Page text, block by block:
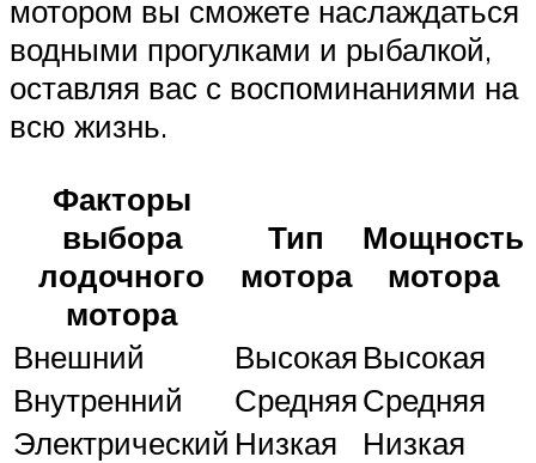
мотором вы сможете наслаждаться
водными прогулками и рыбалкой,
оставляя вас с воспоминаниями на
всю жизнь.
Факторы
выбора
лодочного
мотора
Тип
мотора
Мощность
мотора
Внешний Высокая Высокая
Внутренний
СредняяСредняя
Электрический Низкая
Низкая